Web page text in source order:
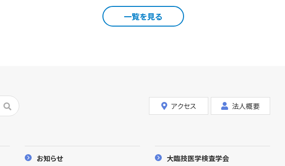
一覧を見る
アクセス 法人概要
お知らせ 大臨技医学検査学会